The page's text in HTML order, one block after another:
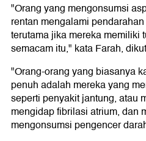
"Orang yang mengonsumsi
rentan mengalami
terutama jika mereka memiliki
semacam itu," kata Farah,
"Orang-orang yang biasanya
penuh adalah mereka yang
seperti penyakit jantung, atau
mengidap fibrilasi atrium, dan
mengonsumsi pengencer